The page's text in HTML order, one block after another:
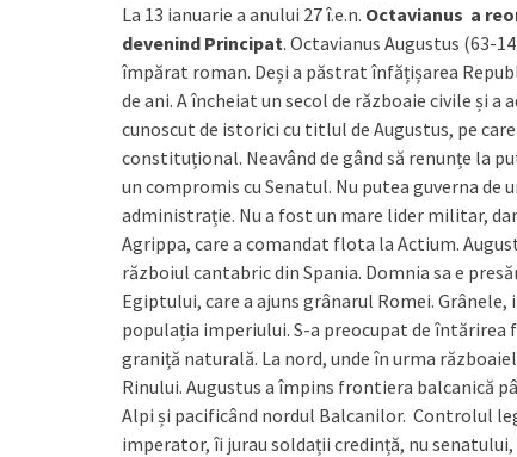
La 13 ianuarie a anului 27 î.e.n. Octavianus a
devenind Principat. Octavianus Augustus (63-
împărat roman. Deși a păstrat înfățișarea
de ani. A încheiat un secol de războaie civile și
cunoscut de istorici cu titlul de Augustus, pe
constituțional. Neavând de gând să renunțe la
un compromis cu Senatul. Nu putea guverna de
administrație. Nu a fost un mare lider militar,
Agrippa, care a comandat flota la Actium.
războiul cantabric din Spania. Domnia sa e
Egiptului, care a ajuns grânarul Romei.
populația imperiului. S-a preocupat de
graniță naturală. La nord, unde în urma
Rinului. Augustus a împins frontiera balcanică
Alpi și pacificând nordul Balcanilor. Controlul
imperator, îi jurau soldații credință, nu